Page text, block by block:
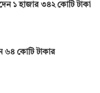
১ হাজার ৩৪২ কোটি টাকা
৬৪ কোটি টাকার